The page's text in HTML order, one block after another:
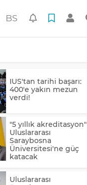
BS
IUS'tan tarihi başarı:
400'e yakın mezun
verdi!
"5 yıllık akreditasyon"
Uluslararası
Saraybosna
Üniversitesi'ne güç
katacak
Uluslararası